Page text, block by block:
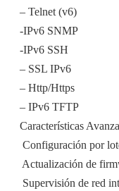
– Telnet (v6)
-IPv6 SNMP
-IPv6 SSH
– SSL IPv6
– Http/Https
– IPv6 TFTP
Características
 Configuración por
 Actualización de
 Supervisión de red